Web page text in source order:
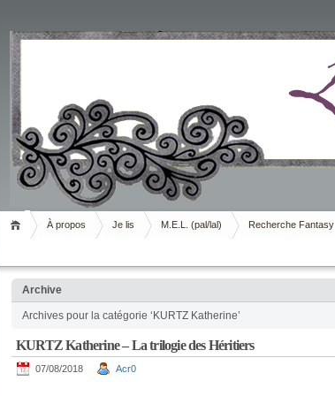
Livrement
À propos Je lis M.E.L. (pal/lal) Recherche Fantasy
Archive
Archives pour la catégorie ‘KURTZ Katherine’
KURTZ Katherine – La trilogie des Héritiers
07/08/2018 Acr0